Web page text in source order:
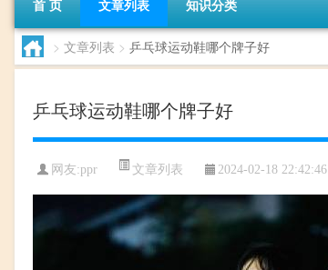
首 页 文章列表 知识分类
> 文章列表 > 乒乓球运动鞋哪个牌子好
乒乓球运动鞋哪个牌子好
网友:ppr 文章列表 2024-02-18 22:42:46